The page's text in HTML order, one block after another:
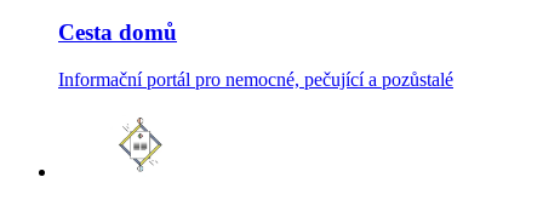
Cesta domů
Informační portál pro nemocné, pečující a pozůstalé